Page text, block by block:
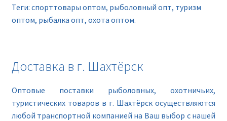
Теги: спорттовары оптом, рыболовный опт, туризм
оптом, рыбалка опт, охота оптом.
Доставка в г. Шахтёрск
Оптовые поставки рыболовных, охотничьих,
туристических товаров в г. Шахтёрск осуществляются
любой транспортной компанией на Ваш выбор с нашей